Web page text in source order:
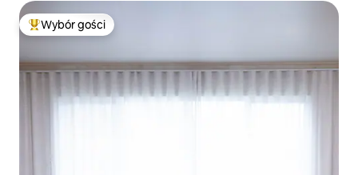
Najpopularniejsze z kategorii Wybór gości
Wybór gości